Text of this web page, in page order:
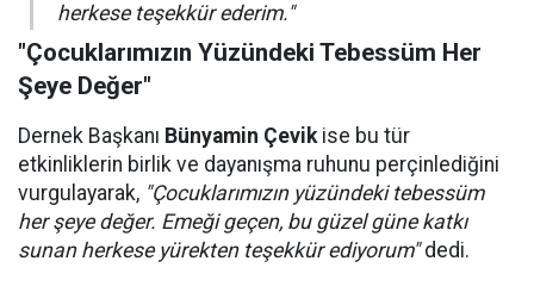
herkese teşekkür ederim."
"Çocuklarımızın Yüzündeki Tebessüm Her
Şeye Değer"
Dernek Başkanı Bünyamin Çevikise bu tür
etkinliklerin birlik ve dayanışma ruhunu perçinlediğini
vurgulayarak, "Çocuklarımızın yüzündeki tebessüm
her şeye değer. Emeği geçen, bu güzel güne katkı
sunan herkese yürekten teşekkür ediyorum"dedi.